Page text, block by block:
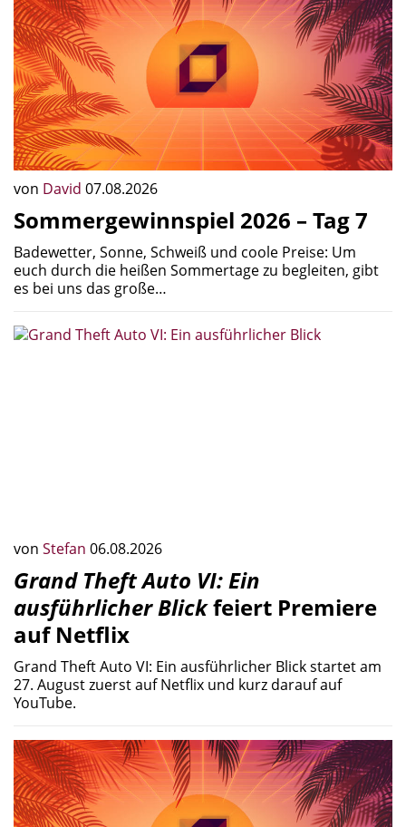
von David 07.08.2026
Sommergewinnspiel 2026 – Tag 7
Badewetter, Sonne, Schweiß und coole Preise: Um
euch durch die heißen Sommertage zu begleiten, gibt
es bei uns das große…
von Stefan 06.08.2026
Grand Theft Auto VI: Ein
ausführlicher Blickfeiert Premiere
auf Netflix
Grand Theft Auto VI: Ein ausführlicher Blick startet am
27. August zuerst auf Netflix und kurz darauf auf
YouTube.